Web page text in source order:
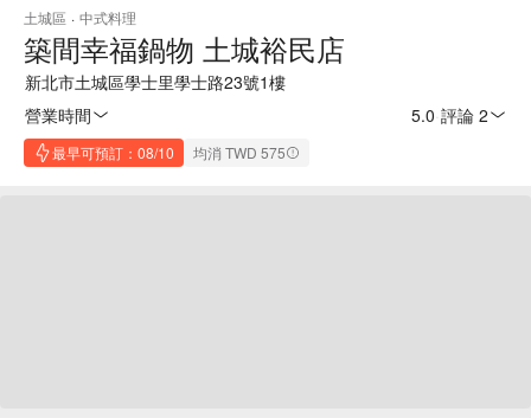
土城區 · 中式料理
築間幸福鍋物 土城裕民店
新北市土城區學士里學士路23號1樓
營業時間
5.0 評論 2
最早可預訂：08/10 均消 TWD 575